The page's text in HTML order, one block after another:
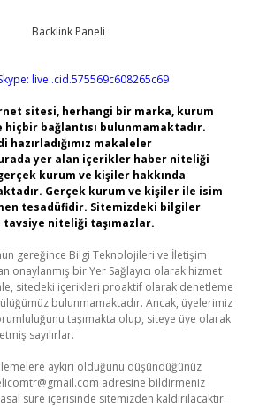
live:.cid.575569c608265c69
sitesi, herhangi bir marka, kurum
hiçbir bağlantısı bulunmamaktadır.
hazırladığımız makaleler
yer alan içerikler haber niteliği
kurum ve kişiler hakkında
Gerçek kurum ve kişiler ile isim
tesadüfidir. Sitemizdeki bilgiler
niteliği taşımazlar.
gereğince Bilgi Teknolojileri ve İletişim
onaylanmış bir Yer Sağlayıcı olarak hizmet
sitedeki içerikleri proaktif olarak denetleme
bulunmamaktadır. Ancak, üyelerimiz
taşımakta olup, siteye üye olarak
sayılırlar.
aykırı olduğunu düşündüğünüz
adresine bildirmeniz
süre içerisinde sitemizden kaldırılacaktır.